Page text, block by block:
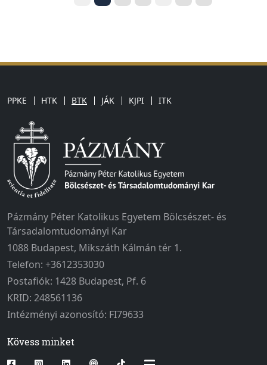
PPKE HTK BTK JÁK KJPI ITK
Pázmány Péter Katolikus Egyetem Bölcsészet- és
Társadalomtudományi Kar
1088 Budapest, Mikszáth Kálmán tér 1.
Telefon: +3612353030
Postafiók: 1428 Budapest, Pf. 6
KRID: 248561136
Intézményi azonosító: FI79633
Kövess minket